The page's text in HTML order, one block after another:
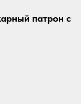
патрон с